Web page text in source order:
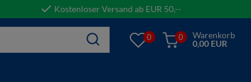
Kostenloser Versand ab EUR 50,--
0 0
Warenkorb
0,00 EUR